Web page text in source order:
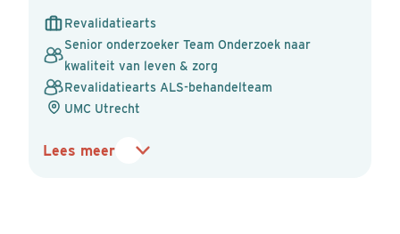
Revalidatiearts
Senior onderzoeker Team Onderzoek naar
kwaliteit van leven & zorg
Revalidatiearts ALS-behandelteam
UMC Utrecht
Lees meer